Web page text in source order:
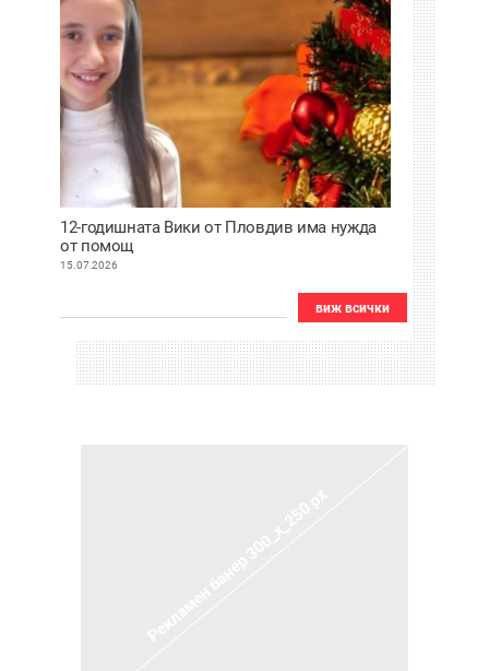
12-годишната Вики от Пловдив има нужда
от помощ
15.07.2026
виж всички